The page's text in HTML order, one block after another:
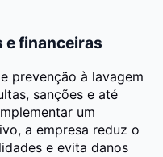
e financeiras
prevenção à lavagem
sanções e até
um
a empresa reduz o
e evita danos